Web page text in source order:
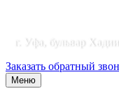
г. Уфа, бульвар
Заказать обратный
Меню